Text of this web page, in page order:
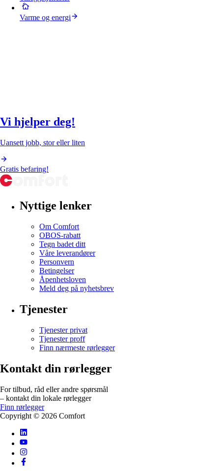
Varme og energi
Vi hjelper deg!
Uansett jobb, stor eller liten
Gratis befaring!
Nyttige lenker
Om Comfort
OBOS-rabatt
Tegn badet ditt
Våre leverandører
Personvern
Betingelser
Åpenhetsloven
Meld deg på nyhetsbrev
Tjenester
Tjenester privat
Tjenester proff
Finn nærmeste rørlegger
Kontakt din rørlegger
For tilbud, råd eller andre spørsmål
– kontakt din lokale rørlegger
Finn rørlegger
Copyright © 2026 Comfort